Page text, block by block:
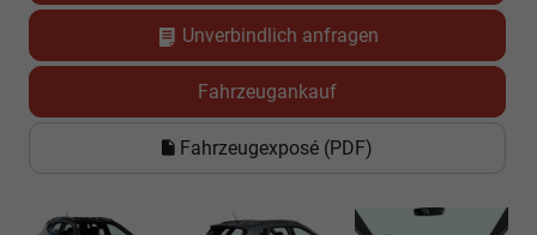
Unverbindlich anfragen
Fahrzeugankauf
Fahrzeugexposé (PDF)